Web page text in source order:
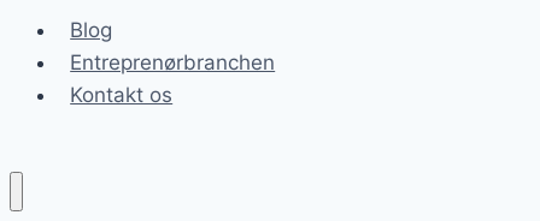
Blog
Entreprenørbranchen
Kontakt os